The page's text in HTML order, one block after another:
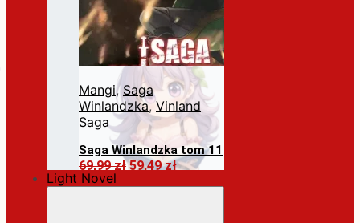
Mangi, Saga
Winlandzka, Vinland
Saga
Saga Winlandzka tom 11
69,99złPierwotna
59,49złAktualna
Dodaj do koszyka
Light Novel